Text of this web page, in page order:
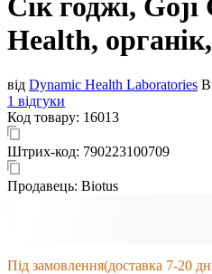
Сік годжі,
Health,
від Dynamic Health Laboratories
1 відгуки
Код товару: 16013
Штрих-код: 790223100709
Продавець: Biotus
Під замовлення(доставка 7-20